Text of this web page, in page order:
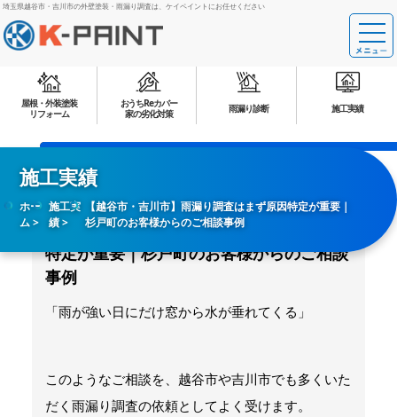
埼玉県越谷市・吉川市の外壁塗装・雨漏り調査は、ケイペイントにお任せください
屋根・外装塗装
リフォーム
おうちReカバー
家の劣化対策
雨漏り診断 施工実績
施工実績
ホー
ム
施工実
績
【越谷市・吉川市】雨漏り調査はまず原因特定が重要｜
杉戸町のお客様からのご相談事例
【越谷市・吉川市】雨漏り調査はまず原因
特定が重要｜杉戸町のお客様からのご相談
事例
「雨が強い日にだけ窓から水が垂れてくる」
このようなご相談を、越谷市や吉川市でも多くいた
だく雨漏り調査の依頼としてよく受けます。